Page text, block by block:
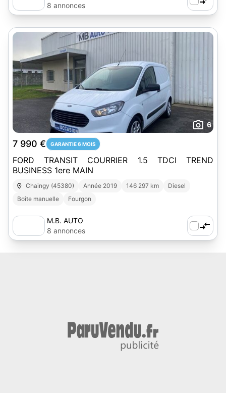
8 annonces
6
7 990 € GARANTIE 6 MOIS
FORD TRANSIT COURRIER 1.5 TDCI TREND
BUSINESS 1ere MAIN
Chaingy (45380) Année 2019 146 297 km
Diesel
Boîte manuelle
Fourgon
M.B. AUTO
8 annonces